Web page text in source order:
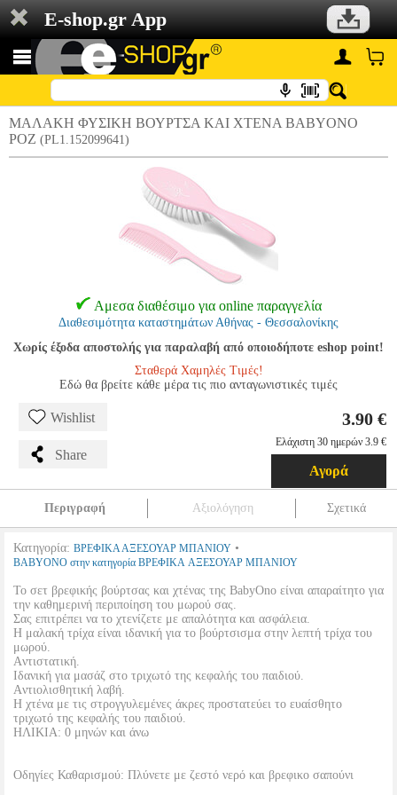
E-shop.gr App
ΜΑΛΑΚΗ ΦΥΣΙΚΗ ΒΟΥΡΤΣΑ ΚΑΙ ΧΤΕΝΑ BABYONO
ΡΟΖ (PL1.152099641)
Αμεσα διαθέσιμο για online παραγγελία
Διαθεσιμότητα καταστημάτων Αθήνας - Θεσσαλονίκης
Χωρίς έξοδα αποστολής για παραλαβή από οποιοδήποτε eshop point!
Σταθερά Χαμηλές Τιμές!
Εδώ θα βρείτε κάθε μέρα τις πιο ανταγωνιστικές τιμές
Wishlist
Share
3.90 €
Ελάχιστη 30 ημερών 3.9 €
Αγορά
Περιγραφή Αξιολόγηση Σχετικά
Κατηγορία: ΒΡΕΦΙΚΑ ΑΞΕΣΟΥΑΡ ΜΠΑΝΙΟΥ •
BABYONO στην κατηγορία ΒΡΕΦΙΚΑ ΑΞΕΣΟΥΑΡ ΜΠΑΝΙΟΥ
Το σετ βρεφικής βούρτσας και χτένας της BabyOno είναι απαραίτητο για
την καθημερινή περιποίηση του μωρού σας.
Σας επιτρέπει να το χτενίζετε με απαλότητα και ασφάλεια.
H μαλακή τρίχα είναι ιδανική για το βούρτσισμα στην λεπτή τρίχα του
μωρού.
Aντιστατική.
Iδανική για μασάζ στο τριχωτό της κεφαλής του παιδιού.
Aντιολισθητική λαβή.
H χτένα με τις στρογγυλεμένες άκρες προστατεύει το ευαίσθητο
τριχωτό της κεφαλής του παιδιού.
ΗΛΙΚΙΑ: 0 μηνών και άνω
Οδηγίες Καθαρισμού: Πλύνετε με ζεστό νερό και βρεφικο σαπούνι